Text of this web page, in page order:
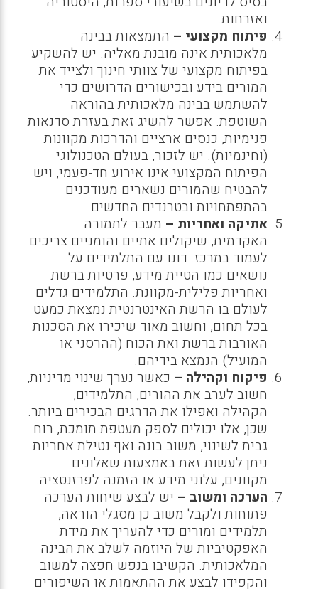
ואזרחות.
פיתוח מקצועי – התמצאות בבינה
מלאכותית אינה מובנת מאליה. יש להשקיע
בפיתוח מקצועי של צוותי חינוך ולצייד את
המורים בידע ובכישורים הדרושים כדי
להשתמש בבינה מלאכותית בהוראה
השוטפת. אפשר להשיג זאת בעזרת סדנאות
פנימיות, כנסים ארציים והדרכות מקוונות
(וחינמיות). יש לזכור, בעולם הטכנולוגי
הפיתוח המקצועי אינו אירוע חד-פעמי, ויש
להבטיח שהמורים נשארים מעודכנים
בהתפתחויות ובטרנדים החדשים.
אתיקה ואחריות – מעבר לתמורה
האקדמית, שיקולים אתיים והומניים צריכים
לעמוד במרכז. דונו עם התלמידים על
נושאים כמו הטיית מידע, פרטיות ברשת
ואחריות פלילית-מקוונת. התלמידים גדלים
לעולם בו הרשת האינטרנטית נמצאת כמעט
בכל תחום, וחשוב מאוד שיכירו את הסכנות
האורבות ברשת ואת הכוח (ההרסני או
המועיל) הנמצא בידיהם.
פיקוח וקהילה – כאשר נערך שינוי מדיניות,
חשוב לערב את ההורים, התלמידים,
הקהילה ואפילו את הדרגים הבכירים ביותר.
שכן, אלו יכולים לספק מעטפת תומכת, רוח
גבית לשינוי, משוב בונה ואף נטילת אחריות.
ניתן לעשות זאת באמצעות שאלונים
מקוונים, עלוני מידע או הזמנה לפרזנטציה.
הערכה ומשוב – יש לבצע שיחות הערכה
פתוחות ולקבל משוב כן מסגלי הוראה,
תלמידים ומורים כדי להעריך את מידת
האפקטיביות של היוזמה לשלב את הבינה
המלאכותית. הקשיבו בנפש חפצה למשוב
והקפידו לבצע את ההתאמות או השיפורים